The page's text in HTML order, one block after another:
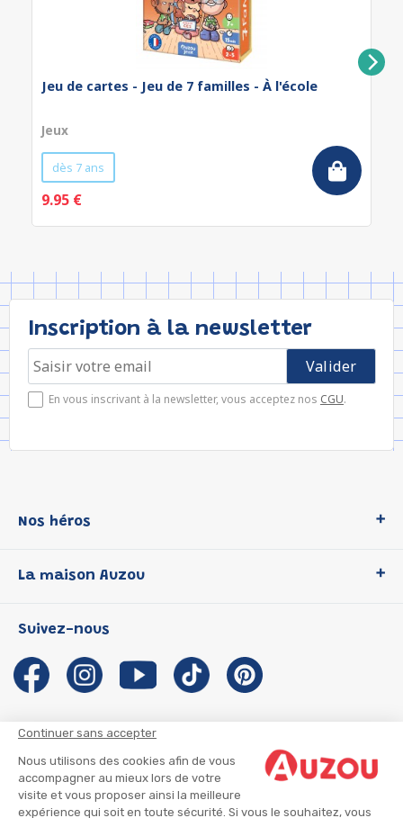
Continuer sans accepter
Nous utilisons des cookies afin de vous
accompagner au mieux lors de votre
visite et vous proposer ainsi la meilleure
expérience qui soit en toute sécurité. Si vous le souhaitez, vous
Jeu de cartes - Jeu de 7 familles - À l'école
Jeux
dès 7 ans
9.95 €
Inscription à la newsletter
En vous inscrivant à la newsletter, vous acceptez nos CGU.
Nos héros
P'tit Loup
Les Influenceuses
Migali
Petite Taupe
La maison Auzou
Notre histoire
Auzou s'engage
Auteurs et illustrateurs Auzou
Suivre mon colis
Infos consommateur
Suivez-nous
CGU
CGV